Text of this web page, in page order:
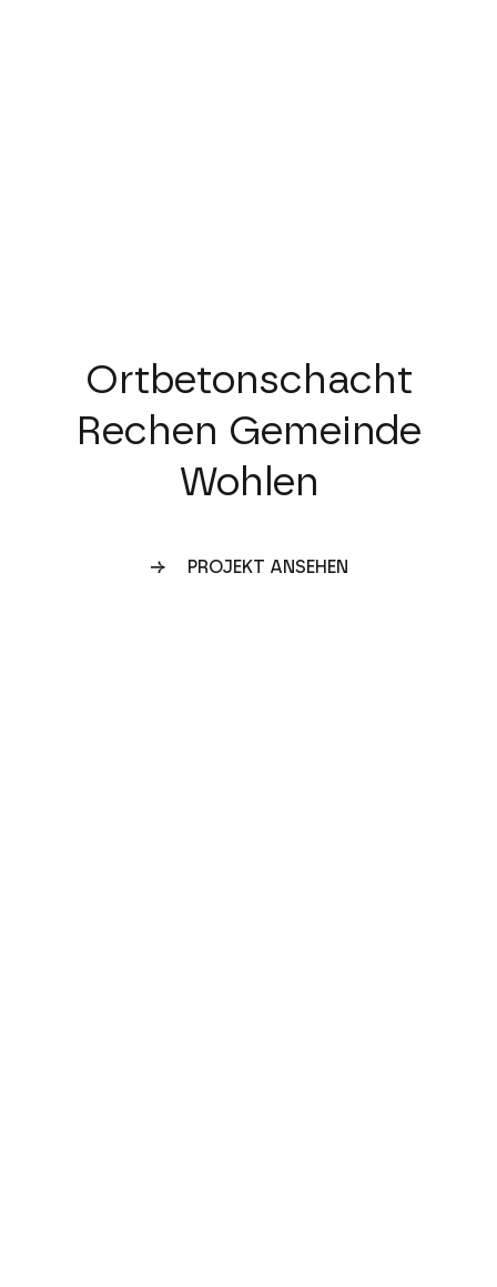
Ortbetonschacht
Rechen Gemeinde
Wohlen
PROJEKT ANSEHEN